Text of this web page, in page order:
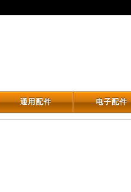
通用配件
通用配件 电子配件
电子配件